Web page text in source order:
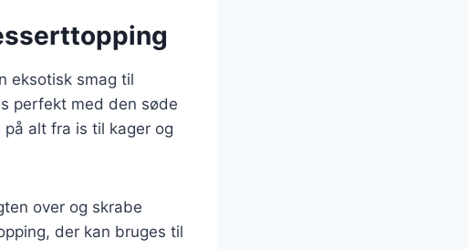
eksotisk smag til
perfekt med den søde
alt fra is til kager og
over og skrabe
der kan bruges til